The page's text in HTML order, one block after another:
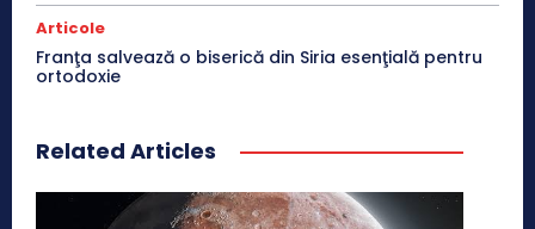
Articole
Franţa salvează o biserică din Siria esenţială pentru
ortodoxie
Related Articles